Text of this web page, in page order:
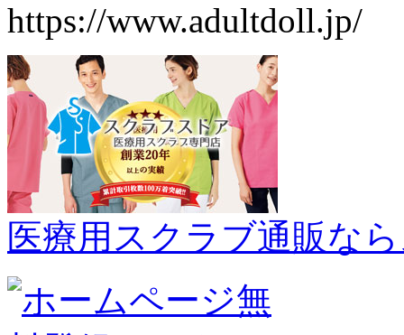
https://www.adultdoll.jp/
医療用スクラブ通販な